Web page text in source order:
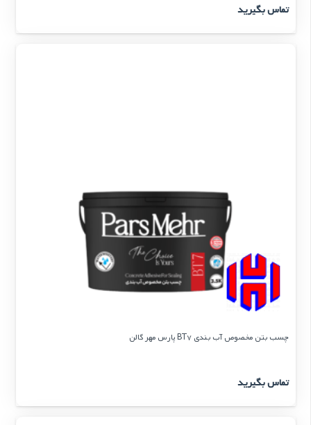
تماس بگیرید
چسب بتن مخصوص آب بندی BT7 پارس مهر گالن
تماس بگیرید